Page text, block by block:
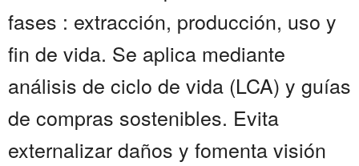
fases : extracción, producción, uso y
fin de vida. Se aplica mediante
análisis de ciclo de vida (LCA) y guías
de compras sostenibles. Evita
externalizar daños y fomenta visión